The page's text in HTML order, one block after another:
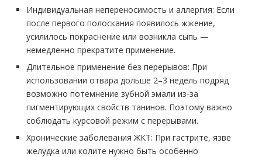
Индивидуальная непереносимость и аллергия: Если
после первого полоскания появилось жжение,
усилилось покраснение или возникла сыпь —
немедленно прекратите применение.
Длительное применение без перерывов: При
использовании отвара дольше 2–3 недель подряд
возможно потемнение зубной эмали из-за
пигментирующих свойств танинов. Поэтому важно
соблюдать курсовой режим с перерывами.
Хронические заболевания ЖКТ: При гастрите, язве
желудка или колите нужно быть особенно